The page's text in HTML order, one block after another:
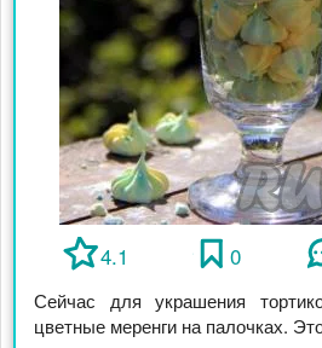
4.1 0
Сейчас для украшения
цветные меренги на палочках.